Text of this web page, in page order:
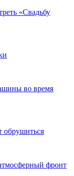
«Свадьбу
во время
обрушиться
фронт